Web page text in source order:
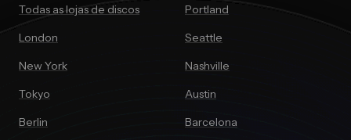
Todas as lojas de discos
London
New York
Tokyo
Berlin
Portland
Seattle
Nashville
Austin
Barcelona